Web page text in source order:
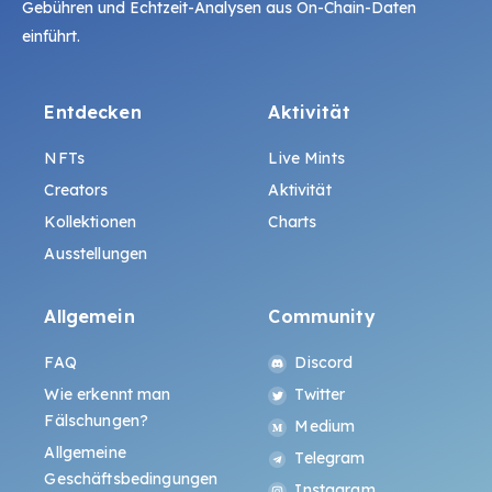
Gebühren und Echtzeit-Analysen aus On-Chain-Daten
einführt.
Entdecken
NFTs
Creators
Kollektionen
Ausstellungen
Aktivität
Live Mints
Aktivität
Charts
Allgemein
FAQ
Wie erkennt man
Fälschungen?
Allgemeine
Geschäftsbedingungen
Community
Discord
Twitter
Medium
Telegram